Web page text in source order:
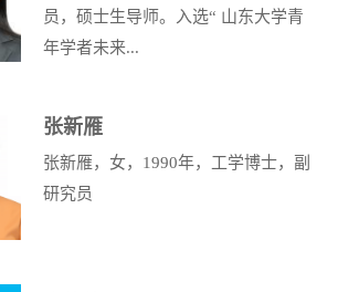
员，硕士生导师。入选“ 山东大学青
年学者未来...
张新雁
张新雁，女，1990年，工学博士，副
研究员